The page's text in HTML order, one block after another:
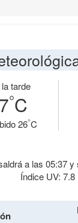
tarde
°C
26°C
a las 05:37 y
Índice UV: 7.8